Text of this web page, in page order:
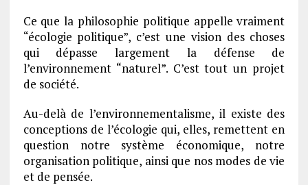
Ce que la philosophie politique appelle vraiment
“écologie politique”, c’est une vision des choses
qui dépasse largement la défense de
l’environnement “naturel”. C’est tout un projet
de société.
Au-delà de l’environnementalisme, il existe des
conceptions de l’écologie qui, elles, remettent en
question notre système économique, notre
organisation politique, ainsi que nos modes de vie
et de pensée.